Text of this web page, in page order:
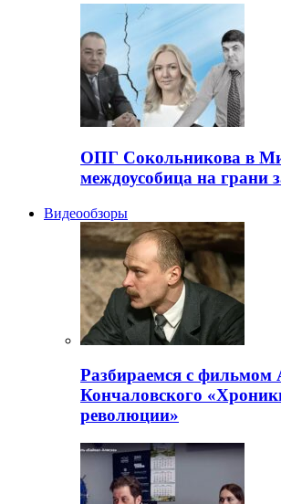
ОПГ Сокольникова в
междоусобица на грани
Видеообзоры
Разбираемся с фильмом
Кончаловского
революции»